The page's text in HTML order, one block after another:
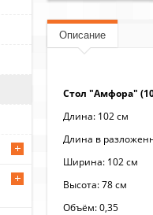
Описание
Стол "Амфора"
Длина: 102 см
Длина в
Ширина: 102 см
Высота: 78 см
Объём: 0,35